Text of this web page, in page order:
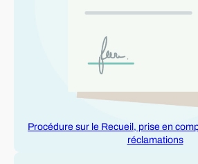
Procédure sur le Recueil, prise en
réclamations